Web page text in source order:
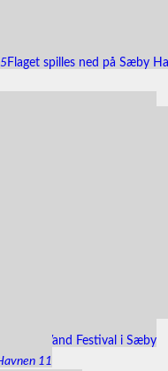
Flaget spilles ned på Sæby
SUP & Vand Festival i Sæby
11